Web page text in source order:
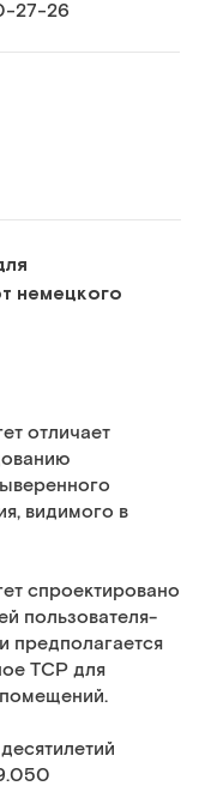
немецкого
отличает
видимого в
спроектировано
пользователя-
предполагается
ТСР для